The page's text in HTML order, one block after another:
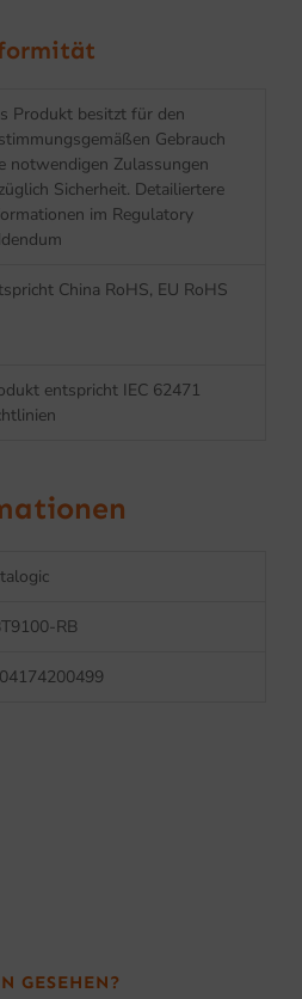
Produkt besitzt für den
Gebrauch
notwendigen Zulassungen
Sicherheit. Detailiertere
im Regulatory
China RoHS, EU RoHS
entspricht IEC 62471
RB
GESEHEN?